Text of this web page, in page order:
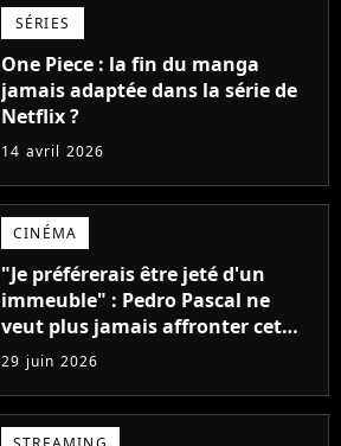
SÉRIES
One Piece : la fin du manga
jamais adaptée dans la série de
Netflix ?
14 avril 2026
CINÉMA
"Je préférerais être jeté d'un
immeuble" : Pedro Pascal ne
veut plus jamais affronter cet
acteur
29 juin 2026